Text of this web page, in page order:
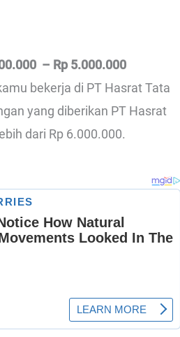
– Rp 5.000.000
bekerja di PT Hasrat Tata
yang diberikan PT Hasrat
dari Rp 6.000.000.